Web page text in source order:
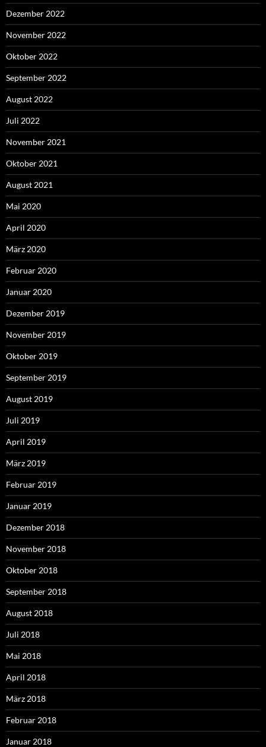
Dezember 2022
November 2022
Oktober 2022
September 2022
August 2022
Juli 2022
November 2021
Oktober 2021
August 2021
Mai 2020
April 2020
März 2020
Februar 2020
Januar 2020
Dezember 2019
November 2019
Oktober 2019
September 2019
August 2019
Juli 2019
April 2019
März 2019
Februar 2019
Januar 2019
Dezember 2018
November 2018
Oktober 2018
September 2018
August 2018
Juli 2018
Mai 2018
April 2018
März 2018
Februar 2018
Januar 2018